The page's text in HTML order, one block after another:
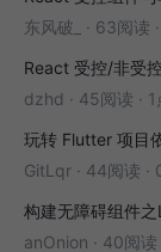
东风破_
· 63阅读 ·
dzhd · 45阅读 · 1
玩转 Flutter 项目
GitLqr · 44阅读 ·
构建无障碍组件
anOnion · 40阅读